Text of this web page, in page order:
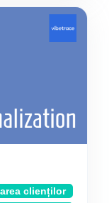
clienților